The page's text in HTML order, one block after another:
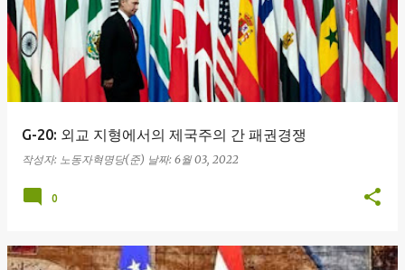
G-20: 외교 지형에서의 제국주의 간 패권경쟁
작성자: 노동자혁명당(준) 날짜: 6월 03, 2022
0